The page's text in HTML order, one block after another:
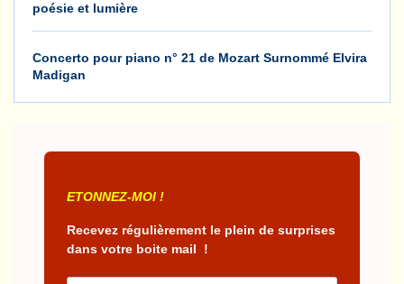
poésie et lumière
Concerto pour piano n° 21 de Mozart Surnommé Elvira
Madigan
ETONNEZ-MOI !
Recevez régulièrement le plein de surprises
dans votre boite mail !